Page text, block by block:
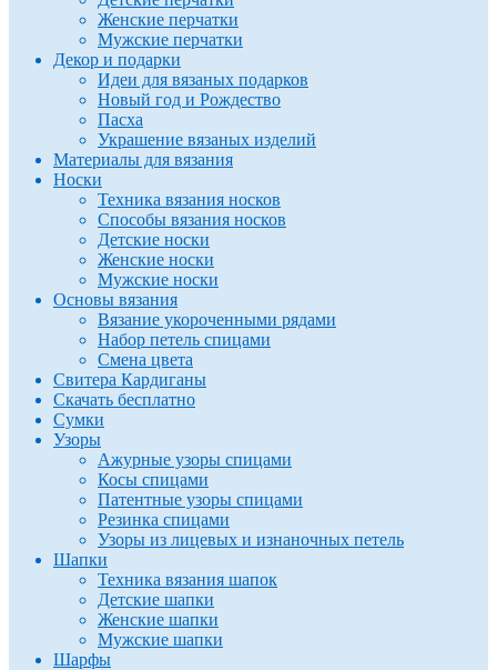
Женские перчатки
Мужские перчатки
Декор и подарки
Идеи для вязаных подарков
Новый год и Рождество
Пасха
Украшение вязаных изделий
Материалы для вязания
Носки
Техника вязания носков
Способы вязания носков
Детские носки
Женские носки
Мужские носки
Основы вязания
Вязание укороченными рядами
Набор петель спицами
Смена цвета
Свитера Кардиганы
Скачать бесплатно
Сумки
Узоры
Ажурные узоры спицами
Косы спицами
Патентные узоры спицами
Резинка спицами
Узоры из лицевых и изнаночных петель
Шапки
Техника вязания шапок
Детские шапки
Женские шапки
Мужские шапки
Шарфы